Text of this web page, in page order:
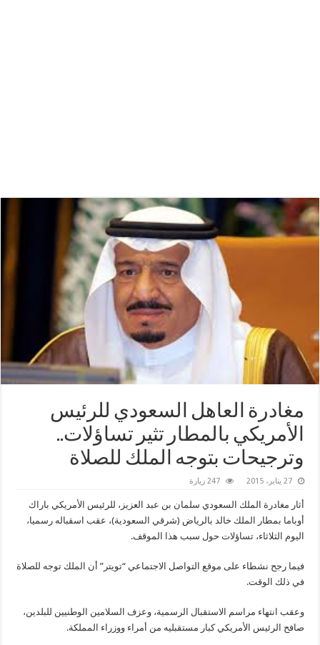
مغادرة العاهل السعودي للرئيس
الأمريكي بالمطار تثير تساؤلات..
وترجيحات بتوجه الملك للصلاة
27 يناير، 2015 247 زيارة
أثار مغادرة الملك السعودي ‫سلمان بن عبد العزيز، للرئيس الأمريكي باراك
‫أوباما بمطار الملك خالد بالرياض (شرقي ‫السعودية)، عقب اسقباله رسميا،
اليوم الثلاثاء، تساؤلات حول سبب هذا الموقف.
فيما رجح نشطاء على موقع التواصل الاجتماعي “تويتر” أن الملك توجه للصلاة
في ذلك الوقت.
وعقب انتهاء مراسم الاستقبال الرسمية، وعزف السلامين الوطنيين للبلدين،
صافح الرئيس الأمريكي كبار مستقبليه من أمراء ووزراء المملكة.